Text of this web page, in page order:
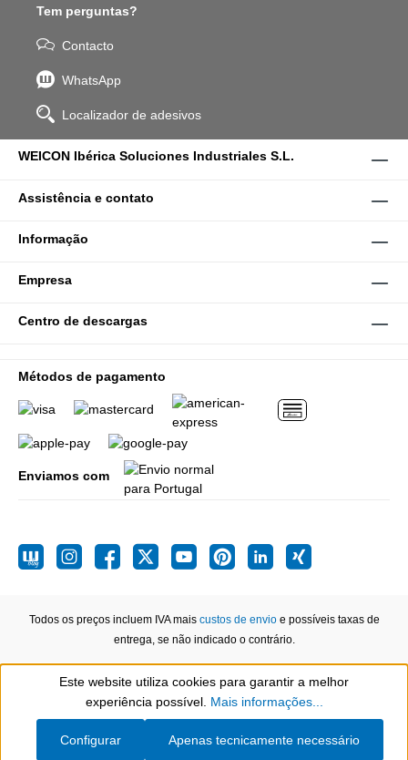
Tem perguntas?
Contacto
WhatsApp
Localizador de adesivos
WEICON Ibérica Soluciones Industriales S.L.
Assistência e contato
Informação
Empresa
Centro de descargas
Métodos de pagamento
Enviamos com
Todos os preços incluem IVA mais custos de envioe possíveis taxas de
entrega, se não indicado o contrário.
Show toolbar
Este website utiliza cookies para garantir a melhor
experiência possível. Mais informações...
Apenas tecnicamente necessário
Configurar